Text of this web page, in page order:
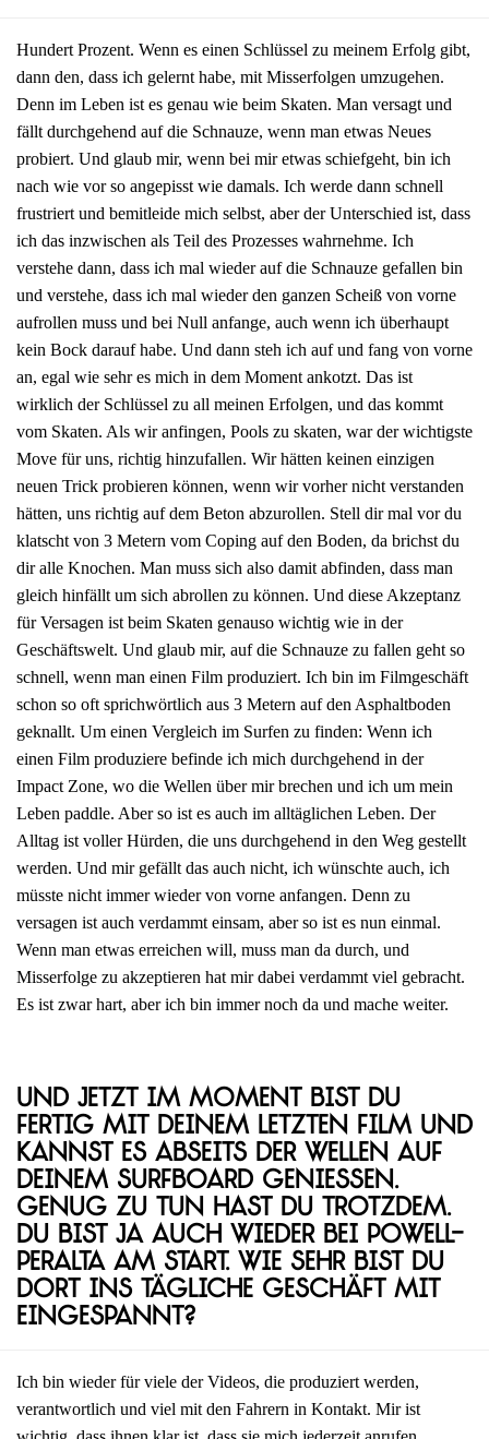
Hundert Prozent. Wenn es einen Schlüssel zu meinem Erfolg gibt,
dann den, dass ich gelernt habe, mit Misserfolgen umzugehen.
Denn im Leben ist es genau wie beim Skaten. Man versagt und
fällt durchgehend auf die Schnauze, wenn man etwas Neues
probiert. Und glaub mir, wenn bei mir etwas schiefgeht, bin ich
nach wie vor so angepisst wie damals. Ich werde dann schnell
frustriert und bemitleide mich selbst, aber der Unterschied ist, dass
ich das inzwischen als Teil des Prozesses wahrnehme. Ich
verstehe dann, dass ich mal wieder auf die Schnauze gefallen bin
und verstehe, dass ich mal wieder den ganzen Scheiß von vorne
aufrollen muss und bei Null anfange, auch wenn ich überhaupt
kein Bock darauf habe. Und dann steh ich auf und fang von vorne
an, egal wie sehr es mich in dem Moment ankotzt. Das ist
wirklich der Schlüssel zu all meinen Erfolgen, und das kommt
vom Skaten. Als wir anfingen, Pools zu skaten, war der wichtigste
Move für uns, richtig hinzufallen. Wir hätten keinen einzigen
neuen Trick probieren können, wenn wir vorher nicht verstanden
hätten, uns richtig auf dem Beton abzurollen. Stell dir mal vor du
klatscht von 3 Metern vom Coping auf den Boden, da brichst du
dir alle Knochen. Man muss sich also damit abfinden, dass man
gleich hinfällt um sich abrollen zu können. Und diese Akzeptanz
für Versagen ist beim Skaten genauso wichtig wie in der
Geschäftswelt. Und glaub mir, auf die Schnauze zu fallen geht so
schnell, wenn man einen Film produziert. Ich bin im Filmgeschäft
schon so oft sprichwörtlich aus 3 Metern auf den Asphaltboden
geknallt. Um einen Vergleich im Surfen zu finden: Wenn ich
einen Film produziere befinde ich mich durchgehend in der
Impact Zone, wo die Wellen über mir brechen und ich um mein
Leben paddle. Aber so ist es auch im alltäglichen Leben. Der
Alltag ist voller Hürden, die uns durchgehend in den Weg gestellt
werden. Und mir gefällt das auch nicht, ich wünschte auch, ich
müsste nicht immer wieder von vorne anfangen. Denn zu
versagen ist auch verdammt einsam, aber so ist es nun einmal.
Wenn man etwas erreichen will, muss man da durch, und
Misserfolge zu akzeptieren hat mir dabei verdammt viel gebracht.
Es ist zwar hart, aber ich bin immer noch da und mache weiter.
Und jetzt im Moment bist du
fertig mit deinem letzten Film und
kannst es abseits der Wellen auf
deinem Surfboard genießen.
Genug zu tun hast du trotzdem.
Du bist ja auch wieder bei Powell-
Peralta am Start. Wie sehr bist du
dort ins tägliche Geschäft mit
eingespannt?
Ich bin wieder für viele der Videos, die produziert werden,
verantwortlich und viel mit den Fahrern in Kontakt. Mir ist